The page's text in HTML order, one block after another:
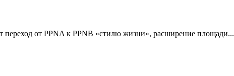
переход от PPNA к PPNB «стилю жизни», расширение площади...